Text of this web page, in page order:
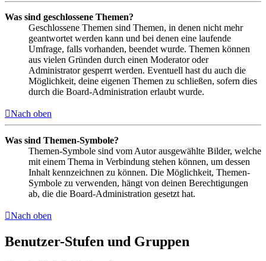
Was sind geschlossene Themen?
Geschlossene Themen sind Themen, in denen nicht mehr
geantwortet werden kann und bei denen eine laufende
Umfrage, falls vorhanden, beendet wurde. Themen können
aus vielen Gründen durch einen Moderator oder
Administrator gesperrt werden. Eventuell hast du auch die
Möglichkeit, deine eigenen Themen zu schließen, sofern dies
durch die Board-Administration erlaubt wurde.
Nach oben
Was sind Themen-Symbole?
Themen-Symbole sind vom Autor ausgewählte Bilder, welche
mit einem Thema in Verbindung stehen können, um dessen
Inhalt kennzeichnen zu können. Die Möglichkeit, Themen-
Symbole zu verwenden, hängt von deinen Berechtigungen
ab, die die Board-Administration gesetzt hat.
Nach oben
Benutzer-Stufen und Gruppen